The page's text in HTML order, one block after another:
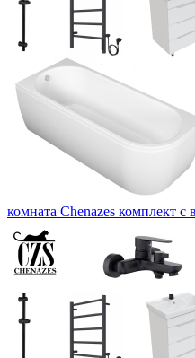
комната Chenazes комплект с